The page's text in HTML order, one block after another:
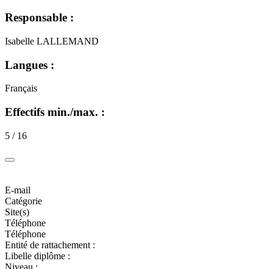
Responsable :
Isabelle LALLEMAND
Langues :
Français
Effectifs min./max. :
5 / 16
E-mail
Catégorie
Site(s)
Téléphone
Téléphone
Entité de rattachement :
Libelle diplôme :
Niveau :